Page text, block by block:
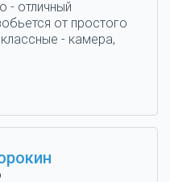
- отличный
от простого
классные - камера,